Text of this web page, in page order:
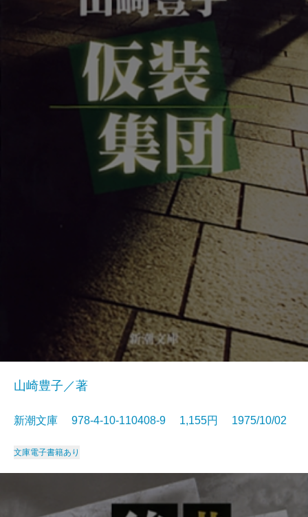
山崎豊子／著
新潮文庫 978-4-10-110408-9 1,155円 1975/10/02
文庫電子書籍あり